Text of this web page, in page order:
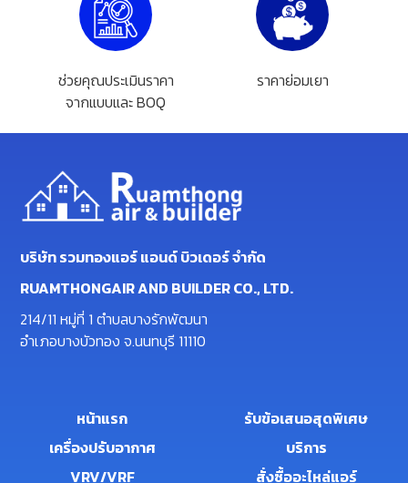
ช่วยคุณประเมินราคา
จากแบบและ BOQ
ราคาย่อมเยา
บริษัท รวมทองแอร์ แอนด์ บิวเดอร์ จำกัด
RUAMTHONGAIR AND BUILDER CO., LTD.
214/11 หมู่ที่ 1 ตำบลบางรักพัฒนา
อำเภอบางบัวทอง จ.นนทบุรี 11110
หน้าแรก
เครื่องปรับอากาศ
VRV/VRF
รับข้อเสนอสุดพิเศษ
บริการ
สั่งซื้ออะไหล่แอร์